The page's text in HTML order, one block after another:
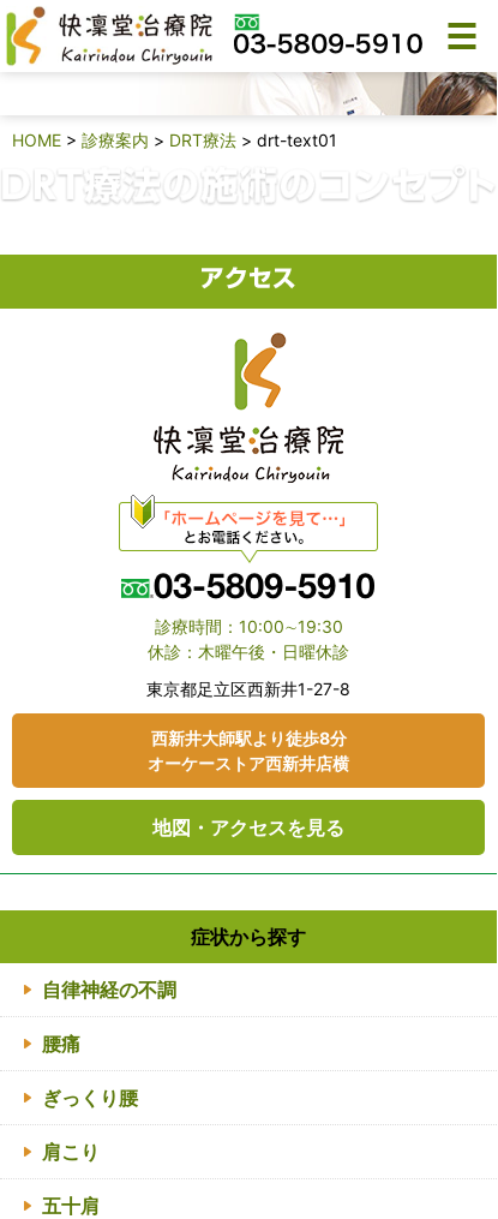
drt-text01
HOME > 診療案内 > DRT療法 > drt-text01
診療時間：10:00∼19:30
休診：木曜午後・日曜休診
東京都⾜⽴区⻄新井1-27-8
⻄新井大師駅より徒歩8分
オーケーストア⻄新井店横
地図・アクセスを見る
症状から探す
自律神経の不調
腰痛
ぎっくり腰
肩こり
五十肩